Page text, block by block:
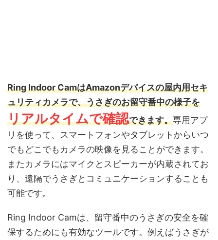
Ring Indoor CamはAmazonデバイスの屋内用セキ
ュリティカメラで、うさぎのお留守番中の様子を
リアルタイムで確認できます。専用アプ
リを使って、スマートフォンやタブレットからいつ
でもどこでもカメラの映像を見ることができます。
またカメラにはマイクとスピーカーが内蔵されてお
り、遠隔でうさぎとコミュニケーションすることも
可能です。
Ring Indoor Camは、留守番中のうさぎの安全を確
保するためにも有効なツールです。例えばうさぎが